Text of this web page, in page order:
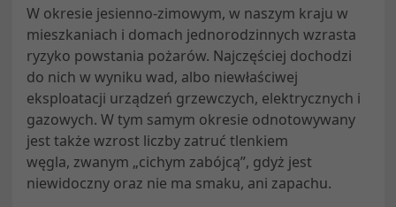
W okresie jesienno-zimowym, w naszym kraju w
mieszkaniach i domach jednorodzinnych wzrasta
ryzyko powstania pożarów. Najczęściej dochodzi
do nich w wyniku wad, albo niewłaściwej
eksploatacji urządzeń grzewczych, elektrycznych i
gazowych. W tym samym okresie odnotowywany
jest także wzrost liczby zatruć tlenkiem
węgla, zwanym „cichym zabójcą”, gdyż jest
niewidoczny oraz nie ma smaku, ani zapachu.